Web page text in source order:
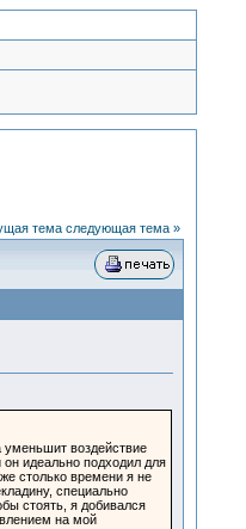
тема следующая тема »
уменьшит воздействие
идеально подходил для
столько времени я не
специально
стоять, я добивался
на мой